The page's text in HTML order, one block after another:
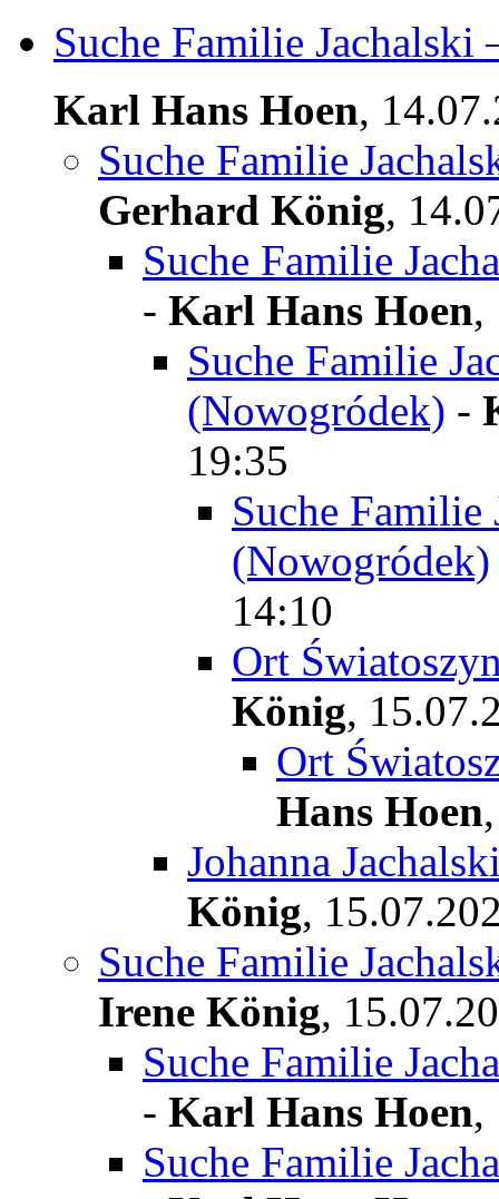
Suche Familie
Karl Hans Hoen,
Suche Familie
Gerhard König,
Suche Familie
- Karl Hans Hoen,
Suche Familie
(Nowogródek) -
19:35
Suche Familie
(Nowogródek)
14:10
Ort
König,
Ort
Hans Hoen
Johanna
König,
Suche Familie
Irene König,
Suche Familie
- Karl Hans Hoen,
Suche Familie